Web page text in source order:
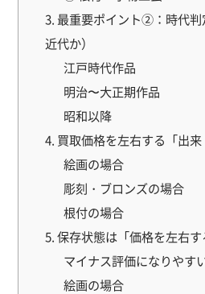
3. 最重要ポイント②：時代判
近代か）
江戸時代作品
明治〜大正期作品
昭和以降
4. 買取価格を左右する「出
絵画の場合
彫刻・ブロンズの場合
根付の場合
5. 保存状態は「価格を左右す
マイナス評価になりやす
絵画の場合